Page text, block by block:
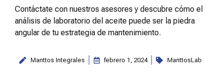
Contáctate con nuestros asesores y descubre cómo el
análisis de laboratorio del aceite puede ser la piedra
angular de tu estrategia de mantenimiento.
Manttos Integrales febrero 1, 2024 ManttosLab